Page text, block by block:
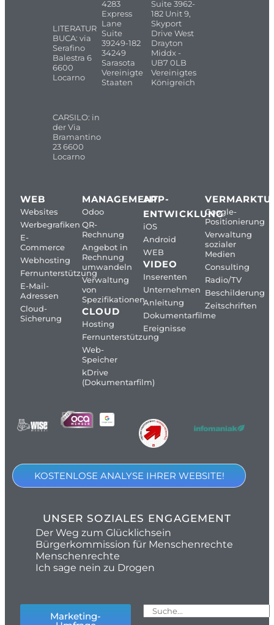
LITERATUR
BUCA: via
Serafino
Balestra 6
6600
Locarno
CARSILO: in
der Via
Bramantino
23 6600
Locarno
4283
Express
Lane
Suite
39249-182
34249
Sarasota
Vereinigte
Staaten
Suite 3962-
182 Unit 9,
Skyport
Drive West
Drayton
Middx -
UB7 0LB
Vereinigtes
Königreich
WEB
Websites
Werbegrafiken
E-
Commerce
Webhosting
Fernunterstützung
E-Mail-
Adressen
Cloud-
Sicherung
MANAGEMENT
Odoo
QR-
Rechnung
Angebot in
Rechnung
umwandeln
Verwaltung
von
Spezifikationen
CLOUD
Hosting
Fernunterstützung
Web-
Speicher
kDrive
(Dokumentarfilm)
APP-
ENTWICKLUNG
iOS
Android
WEB
VIDEO
Inserenten
Unternehmen
Anleitung
Dokumentarfilme
Ereignisse
Google-
Positionierung
Verwaltung
sozialer
Medien
Consulting
Radio/TV
Beschilderung
Zeitschriften
KOSTENLOSE ANALYSE IHRER WEBSITE!
UNSER SOZIALES ENGAGEMENT
Der Weg zum Glücklichsein
Bürgerkommission für Menschenrechte
Menschenrechte
Ich sage nein zu Drogen
Marketing-